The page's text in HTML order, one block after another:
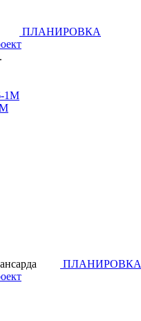
ПЛАНИРОВКА
ПЛАНИРОВКА